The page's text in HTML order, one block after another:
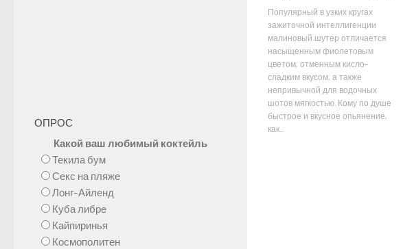
Популярный в узких кругах
зажиточной интеллигенции
малиновый шутер отличается
насыщенным фиолетовым
цветом, отменным кисло-
сладким вкусом, а также
непривычной для водочных
шотов мягкостью. Кому по душе
быстрое и вкусное опьянение,
как...
ОПРОС
Какой ваш любимый коктейль
Текила бум
Секс на пляже
Лонг-Айленд
Куба либре
Кайпиринья
Космополитен